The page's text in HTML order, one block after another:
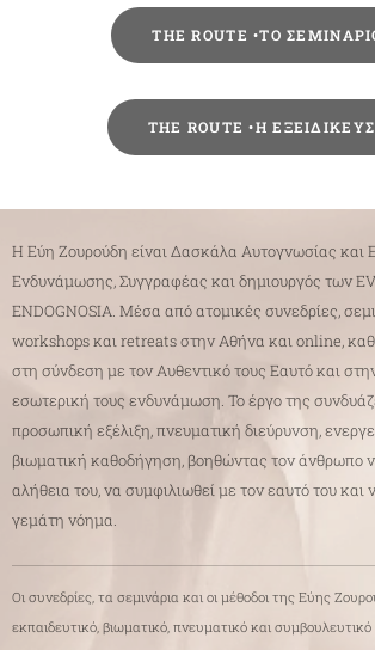
THE ROUTE •ΤΟ
THE ROUTE •Η
Η Εύη Ζουρούδη είναι Δασκάλα Αυτογνωσίας και
Ενδυνάμωσης, Συγγραφέας και δημιουργός των
ENDOGNOSIA. Μέσα από ατομικές συνεδρίες,
workshops και retreats στην Αθήνα και online,
στη σύνδεση με τον Αυθεντικό τους Εαυτό και
εσωτερική τους ενδυνάμωση. Το έργο της
προσωπική εξέλιξη, πνευματική διεύρυνση,
βιωματική καθοδήγηση, βοηθώντας τον άνθρωπο
αλήθεια του, να συμφιλιωθεί με τον εαυτό του και
γεμάτη νόημα.
Οι συνεδρίες, τα σεμινάρια και οι μέθοδοι της Εύης
εκπαιδευτικό, βιωματικό, πνευματικό και